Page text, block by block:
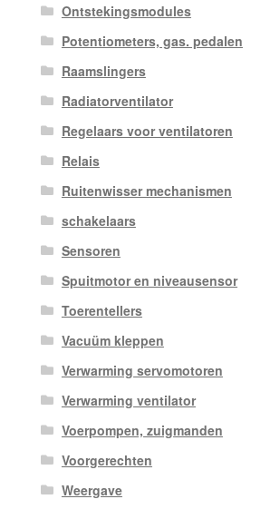
Ontstekingsmodules
Potentiometers, gas. pedalen
Raamslingers
Radiatorventilator
Regelaars voor ventilatoren
Relais
Ruitenwisser mechanismen
schakelaars
Sensoren
Spuitmotor en niveausensor
Toerentellers
Vacuüm kleppen
Verwarming servomotoren
Verwarming ventilator
Voerpompen, zuigmanden
Voorgerechten
Weergave